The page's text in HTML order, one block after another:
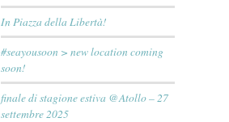
In Piazza della Libertà!
#seayousoon > new location coming
soon!
finale di stagione estiva @Atollo – 27
settembre 2025